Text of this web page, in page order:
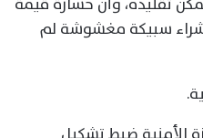
سبيكة مغشوشة لم